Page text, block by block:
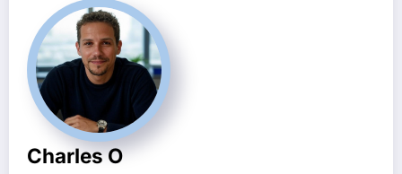
Charles O